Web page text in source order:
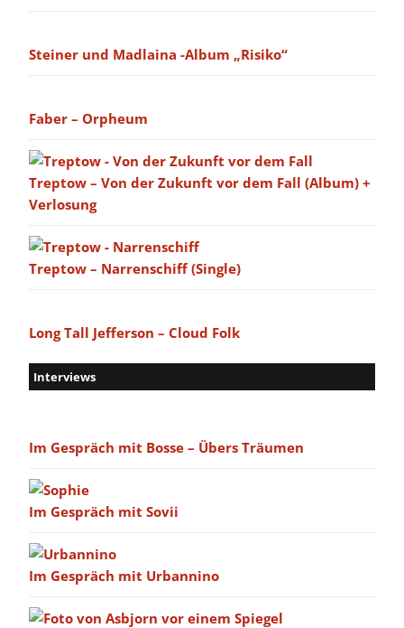
Steiner und Madlaina -Album „Risiko“
Faber – Orpheum
Treptow – Von der Zukunft vor dem Fall (Album) +
Verlosung
Treptow – Narrenschiff (Single)
Long Tall Jefferson – Cloud Folk
Interviews
Im Gespräch mit Bosse – Übers Träumen
Im Gespräch mit Sovii
Im Gespräch mit Urbannino